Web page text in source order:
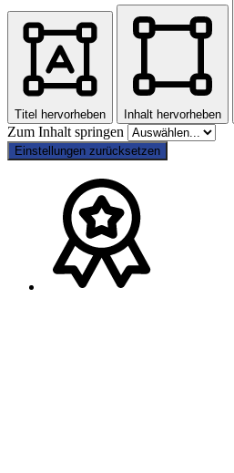
Titel hervorheben Inhalt hervorheben
Zum Inhalt springen
Einstellungen zurücksetzen